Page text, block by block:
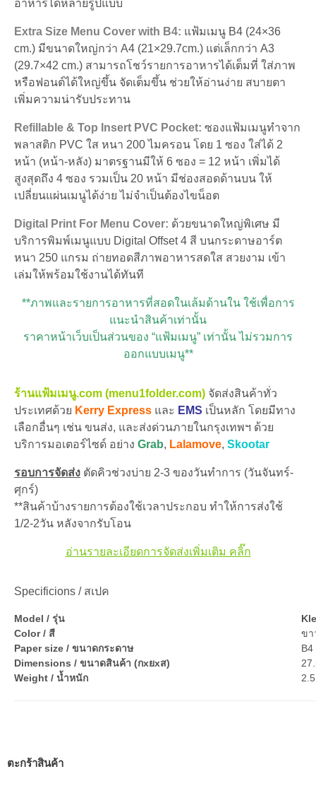
อาหารได้หลายรูปแบบ
Extra Size Menu Cover with B4: แฟ้มเมนู B4 (24×36
cm.) มีขนาดใหญ่กว่า A4 (21×29.7cm.) แต่เล็กกว่า A3
(29.7×42 cm.) สามารถโชว์รายการอาหารได้เต็มที่ ใส่ภาพ
หรือฟอนต์ได้ใหญ่ขึ้น จัดเต็มขึ้น ช่วยให้อ่านง่าย สบายตา
เพิ่มความน่ารับประทาน
Refillable & Top Insert PVC Pocket: ซองแฟ้มเมนูทำจาก
พลาสติก PVC ใส หนา 200 ไมครอน โดย 1 ซอง ใส่ได้ 2
หน้า (หน้า-หลัง) มาตรฐานมีให้ 6 ซอง = 12 หน้า เพิ่มได้
สูงสุดถึง 4 ซอง รวมเป็น 20 หน้า มีช่องสอดด้านบน ให้
เปลี่ยนแผ่นเมนูได้ง่าย ไม่จำเป็นต้องไขน็อต
Digital Print For Menu Cover: ด้วยขนาดใหญ่พิเศษ มี
บริการพิมพ์เมนูแบบ Digital Offset 4 สี บนกระดาษอาร์ต
หนา 250 แกรม ถ่ายทอดสีภาพอาหารสดใส สวยงาม เข้า
เล่มให้พร้อมใช้งานได้ทันที
**ภาพและรายการอาหารที่สอดในเล้มด้านใน ใช้เพื่อการ
แนะนำสินค้าเท่านั้น
ราคาหน้าเว็บเป็นส่วนของ “แฟ้มเมนู” เท่านั้น ไม่รวมการ
ออกแบบเมนู**
ร้านแฟ้มเมนู.com (menu1folder.com) จัดส่งสินค้าทั่ว
ประเทศด้วย Kerry Express และ EMS เป็นหลัก โดยมีทาง
เลือกอื่นๆ เช่น ขนส่ง, และส่งด่วนภายในกรุงเทพฯ ด้วย
บริการมอเตอร์ไซด์ อย่าง Grab, Lalamove, Skootar
รอบการจัดส่ง ตัดคิวช่วงบ่าย 2-3 ของวันทำการ (วันจันทร์-
ศุกร์)
**สินค้าบ้างรายการต้องใช้เวลาประกอบ ทำให้การส่งใช้
1/2-2วัน หลังจากรับโอน
อ่านรายละเอียดการจัดส่งเพิ่มเติม คลิ๊ก
Specificions / สเปค
Model / รุ่น
Color / สี
ขา
Paper size / ขนาดกระดาษ
B4
Dimensions / ขนาดสินค้า (กxยxส)
Weight / น้ำหนัก
ตะกร้าสินค้า